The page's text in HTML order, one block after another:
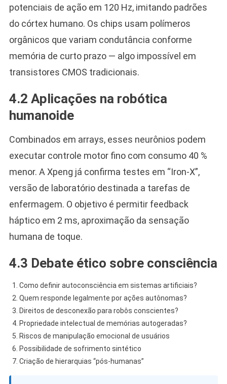
potenciais de ação em 120 Hz, imitando padrões
do córtex humano. Os chips usam polímeros
orgânicos que variam condutância conforme
memória de curto prazo — algo impossível em
transistores CMOS tradicionais.
4.2 Aplicações na robótica
humanoide
Combinados em arrays, esses neurônios podem
executar controle motor fino com consumo 40 %
menor. A Xpeng já confirma testes em “Iron-X”,
versão de laboratório destinada a tarefas de
enfermagem. O objetivo é permitir feedback
háptico em 2 ms, aproximação da sensação
humana de toque.
4.3 Debate ético sobre consciência
Como definir autoconsciência em sistemas artificiais?
Quem responde legalmente por ações autônomas?
Direitos de desconexão para robôs conscientes?
Propriedade intelectual de memórias autogeradas?
Riscos de manipulação emocional de usuários
Possibilidade de sofrimento sintético
Criação de hierarquias “pós-humanas”